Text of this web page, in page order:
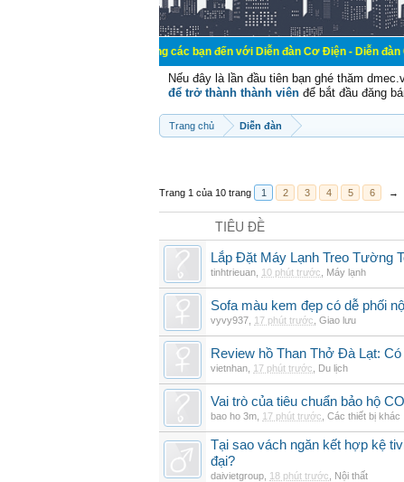
Chào mừng các bạn đến với Diễn đàn Cơ Điện - Diễn đàn Cơ điện
Nếu đây là lần đầu tiên bạn ghé thăm
để trở thành thành viên để bắt đầu đăng
Trang chủ Diễn đàn
Trang 1 của 10 trang 1 2 3 4 5 6 →
TIÊU ĐỀ
Lắp Đặt Máy Lạnh Treo Tường
tinhtrieuan 10 phút trước Máy lạnh
Sofa màu kem đẹp có dễ phối
vyvy937 17 phút trước Giao lưu
Review hồ Than Thở Đà Lạt:
vietnhan 17 phút trước Du lịch
Vai trò của tiêu chuẩn bảo hộ
bao ho 3m 17 phút trước Các thiết bị khác
Tại sao vách ngăn kết hợp kệ
đại?
daivietgroup 18 phút trước Nội thất